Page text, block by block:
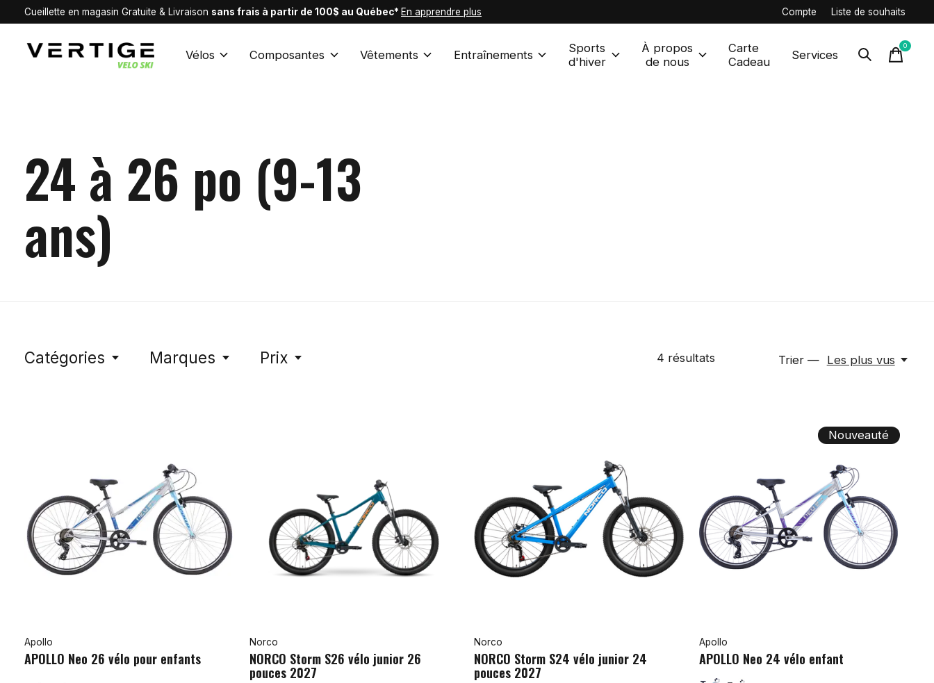
Cueillette en magasin Gratuite & Livraison sans frais à partir de 100$ au Québec* En apprendre plus Compte Liste de souhaits
Vélos Composantes Vêtements Entraînements
Sports
d'hiver
À propos
de nous
Carte
Cadeau
Services
0items
24 à 26 po (9-13
ans)
Catégories Marques Prix 4 résultats Trier — Les plus vus
Apollo
APOLLO Neo 26 vélo pour enfants
Norco
NORCO Storm S26 vélo junior 26
pouces 2027
Norco
NORCO Storm S24 vélo junior 24
pouces 2027
Nouveauté
Apollo
APOLLO Neo 24 vélo enfant